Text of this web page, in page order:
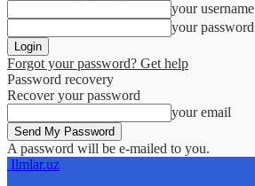
your username
your password
Forgot your password? Get help
Password recovery
Recover your password
your email
A password will be e-mailed to you.
Ilmlar.uz